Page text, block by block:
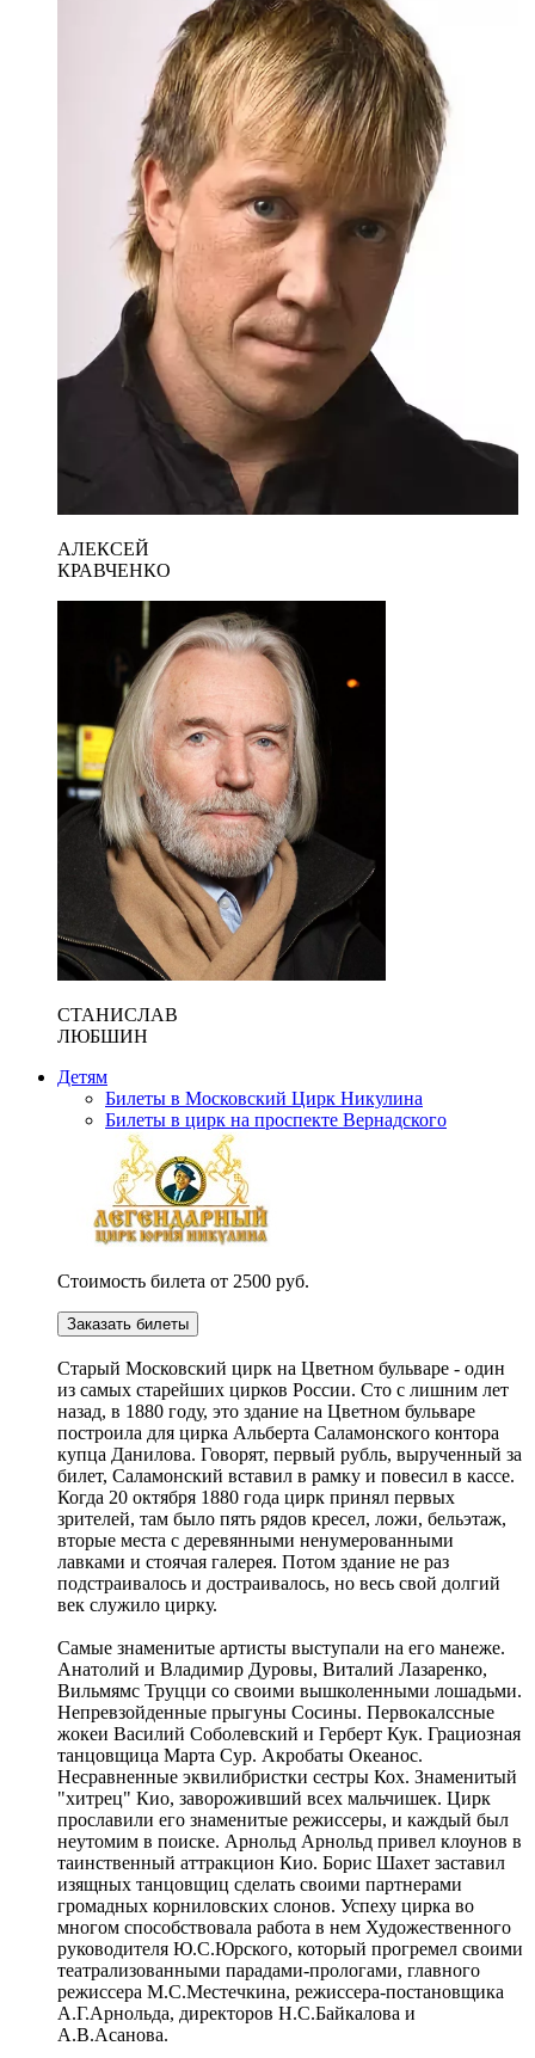
АЛЕКСЕЙ
КРАВЧЕНКО
СТАНИСЛАВ
ЛЮБШИН
Детям
Билеты в Московский Цирк Никулина
Билеты в цирк на проспекте Вернадского
Стоимость билета от 2500 руб.
Заказать билеты
Cтарый Московский цирк на Цветном бульваре - один
из самых старейших цирков России. Сто с лишним лет
назад, в 1880 году, это здание на Цветном бульваре
построила для цирка Альберта Саламонского контора
купца Данилова. Говорят, первый рубль, вырученный за
билет, Саламонский вставил в рамку и повесил в кассе.
Когда 20 октября 1880 года цирк принял первых
зрителей, там было пять рядов кресел, ложи, бельэтаж,
вторые места с деревянными ненумерованными
лавками и стоячая галерея. Потом здание не раз
подстраивалось и достраивалось, но весь свой долгий
век служило цирку.
Самые знаменитые артисты выступали на его манеже.
Анатолий и Владимир Дуровы, Виталий Лазаренко,
Вильмямс Труцци со своими вышколенными лошадьми.
Непревзойденные прыгуны Сосины. Первокалссные
жокеи Василий Соболевский и Герберт Кук. Грациозная
танцовщица Марта Сур. Акробаты Океанос.
Несравненные эквилибристки сестры Кох. Знаменитый
"хитрец" Кио, завороживший всех мальчишек. Цирк
прославили его знаменитые режиссеры, и каждый был
неутомим в поиске. Арнольд Арнольд привел клоунов в
таинственный аттракцион Кио. Борис Шахет заставил
изящных танцовщиц сделать своими партнерами
громадных корниловских слонов. Успеху цирка во
многом способствовала работа в нем Художественного
руководителя Ю.С.Юрского, который прогремел своими
театрализованными парадами-прологами, главного
режиссера М.С.Местечкина, режиссера-постановщика
А.Г.Арнольда, директоров Н.С.Байкалова и
А.В.Асанова.